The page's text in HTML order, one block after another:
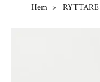
Hem RYTTARE